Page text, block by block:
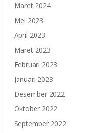
Maret 2024
Mei 2023
April 2023
Maret 2023
Februari 2023
Januari 2023
Desember 2022
Oktober 2022
September 2022